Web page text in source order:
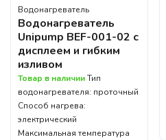
Водонагреватель
Водонагреватель
Unipump BEF-001-02 с
дисплеем и гибким
изливом
Товар в наличииТип
водонагревателя: проточный
Способ нагрева:
электрический
Максимальная температура